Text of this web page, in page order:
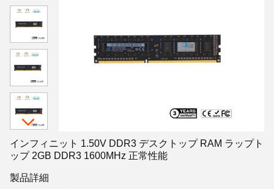
インフィニット 1.50V DDR3 デスクトップ RAM ラップト
ップ 2GB DDR3 1600MHz 正常性能
製品詳細